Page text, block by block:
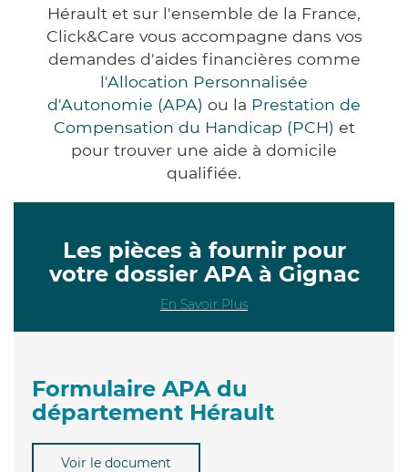
Hérault et sur l'ensemble de la France,
Click&Care vous accompagne dans vos
demandes d'aides financières comme
l'Allocation Personnalisée
d'Autonomie (APA) ou la Prestation de
Compensation du Handicap (PCH) et
pour trouver une aide à domicile
qualifiée.
Les pièces à fournir pour
votre dossier APA à Gignac
En Savoir Plus
Formulaire APA du
département Hérault
Voir le document